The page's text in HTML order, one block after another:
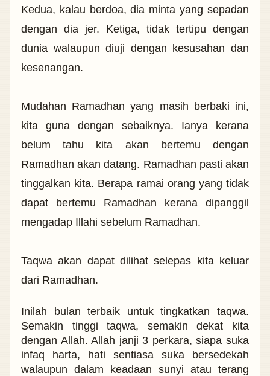
Kedua, kalau berdoa, dia minta yang sepadan
dengan dia jer. Ketiga, tidak tertipu dengan
dunia walaupun diuji dengan kesusahan dan
kesenangan.
Mudahan Ramadhan yang masih berbaki ini,
kita guna dengan sebaiknya. Ianya kerana
belum tahu kita akan bertemu dengan
Ramadhan akan datang. Ramadhan pasti akan
tinggalkan kita. Berapa ramai orang yang tidak
dapat bertemu Ramadhan kerana dipanggil
mengadap Illahi sebelum Ramadhan.
Taqwa akan dapat dilihat selepas kita keluar
dari Ramadhan.
Inilah bulan terbaik untuk tingkatkan taqwa.
Semakin tinggi taqwa, semakin dekat kita
dengan Allah. Allah janji 3 perkara, siapa suka
infaq harta, hati sentiasa suka bersedekah
walaupun dalam keadaan sunyi atau terang